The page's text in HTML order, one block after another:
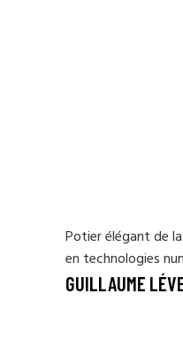
Potier élégant de
en technologies
GUILLAUME